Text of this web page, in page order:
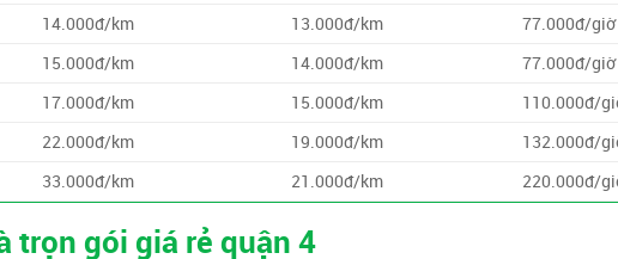
14.000đ/km 13.000đ/km
77.000đ/giờ
15.000đ/km 14.000đ/km
77.000đ/giờ
17.000đ/km 15.000đ/km
110.000đ/
22.000đ/km 19.000đ/km
132.000đ/
33.000đ/km 21.000đ/km 220.000đ/
trọn gói giá rẻ quận 4